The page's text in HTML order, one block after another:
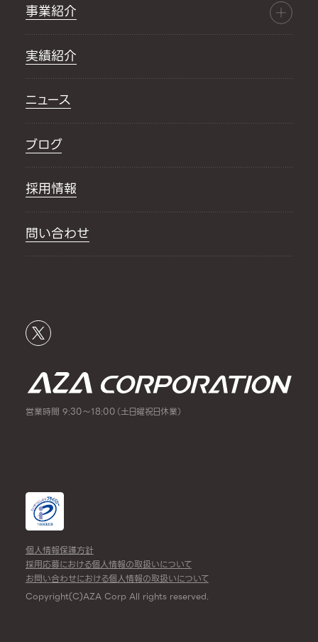
事業紹介
実績紹介
ニュース
ブログ
採用情報
問い合わせ
営業時間 9:30～18:00（土日曜祝日休業）
個人情報保護方針
採用応募における個人情報の取扱いについて
お問い合わせにおける個人情報の取扱いについて
Copyright(C)AZA Corp All rights reserved.